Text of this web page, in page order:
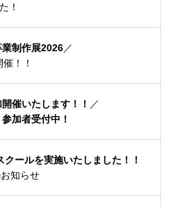
！
制作展2026／
！！
催いたします！！ ／
加者受付中！
ールを実施いたしました！！
知らせ